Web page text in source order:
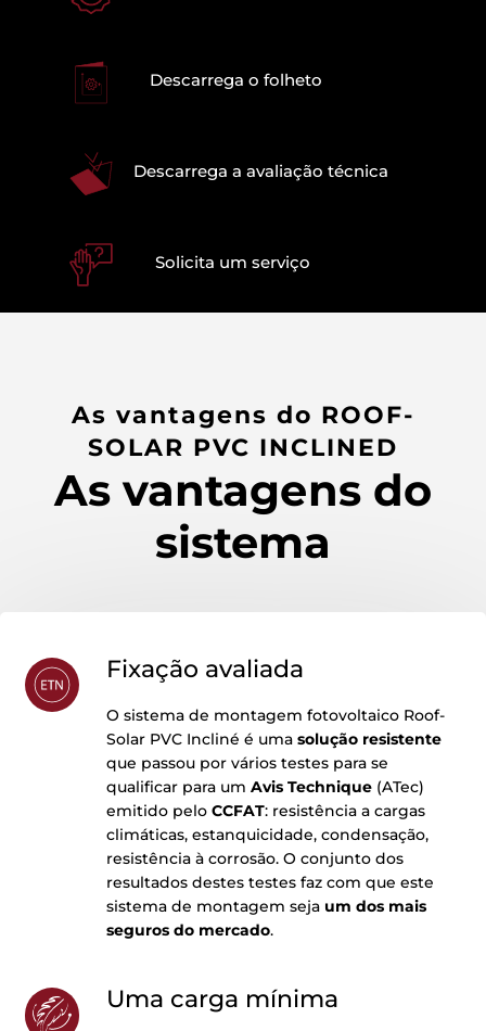
Descarrega o folheto
Descarrega a avaliação técnica
Solicita um serviço
As vantagens do ROOF-
SOLAR PVC INCLINED
As vantagens do
sistema
Fixação avaliada
O sistema de montagem fotovoltaico Roof-
Solar PVC Incliné é uma solução resistente
que passou por vários testes para se
qualificar para um Avis Technique(ATec)
emitido pelo CCFAT: resistência a cargas
climáticas, estanquicidade, condensação,
resistência à corrosão. O conjunto dos
resultados destes testes faz com que este
sistema de montagem seja um dos mais
seguros do mercado.
Uma carga mínima